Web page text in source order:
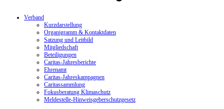
Verband
Kurzdarstellung
Organigramm & Kontaktdaten
Satzung und Leitbild
Mitgliedschaft
Beteiligungen
Caritas-Jahresberichte
Ehrenamt
Caritas-Jahreskampagnen
Caritassammlung
Fokusberatung Klimaschutz
Meldestelle-Hinweisgeberschutzgesetz